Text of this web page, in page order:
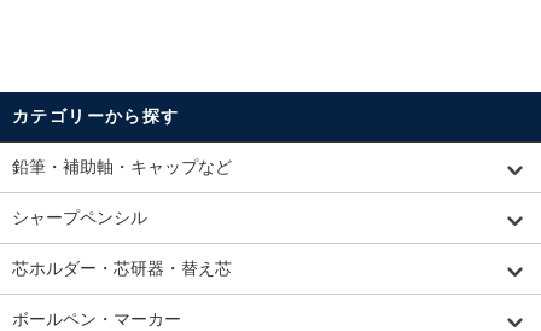
カテゴリーから探す
鉛筆・補助軸・キャップなど
シャープペンシル
芯ホルダー・芯研器・替え芯
ボールペン・マーカー